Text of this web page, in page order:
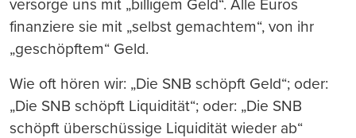
versorge uns mit „billigem Geld“. Alle Euros
finanziere sie mit „selbst gemachtem“, von ihr
„geschöpftem“ Geld.
Wie oft hören wir: „Die SNB schöpft Geld“; oder:
„Die SNB schöpft Liquidität“; oder: „Die SNB
schöpft überschüssige Liquidität wieder ab“